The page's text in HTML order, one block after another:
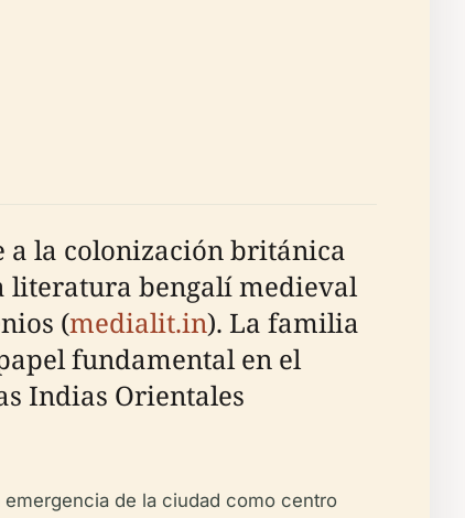
a la colonización británica
literatura bengalí medieval
(medialit.in). La familia
fundamental en el
Indias Orientales
de la ciudad como centro